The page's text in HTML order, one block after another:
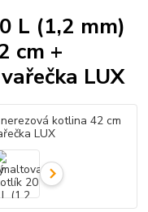
L (1,2 mm)
cm +
LUX